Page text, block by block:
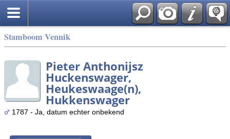
Stamboom Vennik
Pieter Anthonijsz
Huckenswager,
Heukeswaage(n),
Hukkenswager
1787 - Ja, datum echter onbekend